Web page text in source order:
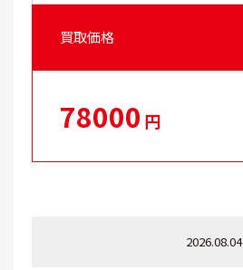
買取価格
78000 円
2026.08.04